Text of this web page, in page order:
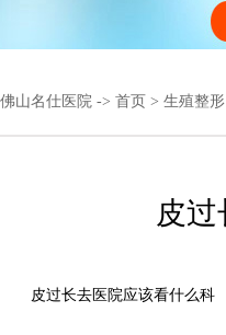
佛山名仕医院 -> 首页 > 生殖整形
皮
皮过长去医院应该看什么科